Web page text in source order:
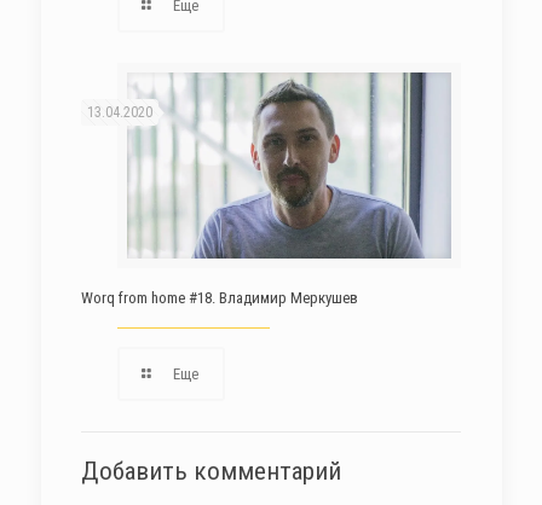
Еще
13.04.2020
Worq from home #18. Владимир Меркушев
Еще
Добавить комментарий